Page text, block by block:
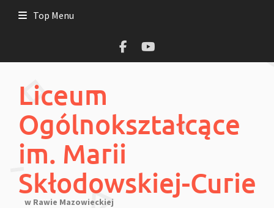
Top Menu
Liceum
Ogólnokształcące
im. Marii
Skłodowskiej-Curie
w Rawie Mazowieckiej